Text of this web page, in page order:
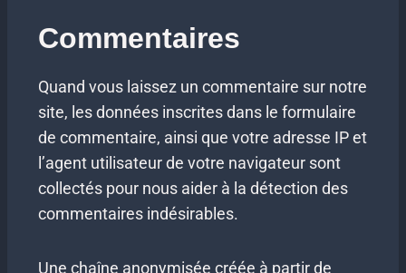
Commentaires
Quand vous laissez un commentaire sur notre
site, les données inscrites dans le formulaire
de commentaire, ainsi que votre adresse IP et
l’agent utilisateur de votre navigateur sont
collectés pour nous aider à la détection des
commentaires indésirables.
Une chaîne anonymisée créée à partir de